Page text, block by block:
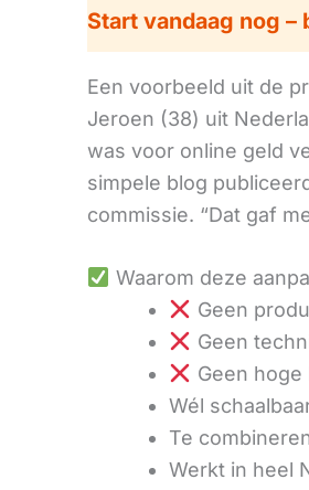
Start vandaag nog –
Een voorbeeld uit de
Jeroen (38) uit
was voor online geld
simpele blog
commissie. “Dat gaf
Waarom deze
Geen
Geen
Geen hoge
Wél
Te
Werkt in heel